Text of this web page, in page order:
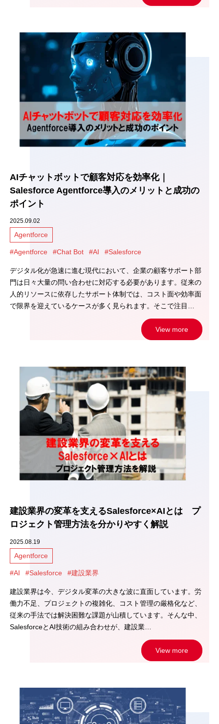
AIチャットボットで顧客対応を効率化｜
Salesforce Agentforce導入のメリットと成功の
ポイント
2025.09.02
Agentforce
#Agentforce #Chat Bot #AI #Salesforce
デジタル化が急速に進む現代において、企業の顧客サポート部
門は日々大量の問い合わせに対応する必要があります。従来の
人的リソースに依存したサポート体制では、コスト面や効率面
で限界を迎えているケースが多く見られます。そこで注目…
View more
建設業界の変革を支えるSalesforce×AIとは プ
ロジェクト管理方法を分かりやすく解説
2025.08.19
Agentforce
#AI #Salesforce #建設業界
建設業界は今、デジタル変革の大きな波に直面しています。労
働力不足、プロジェクトの複雑化、コスト管理の厳格化など、
従来の手法では解決困難な課題が山積しています。そんな中、
SalesforceとAI技術の組み合わせが、建設業…
View more